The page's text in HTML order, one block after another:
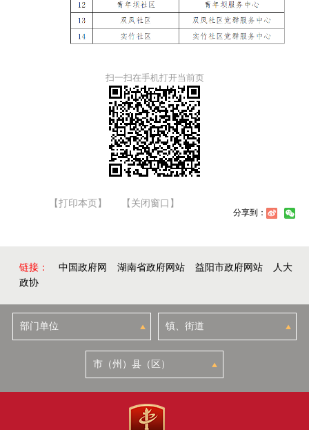
扫一扫在手机打开当前页
【打印本页】 【关闭窗口】
分享到：
链接： 中国政府网 湖南省政府网站 益阳市政府网站
人大
政协